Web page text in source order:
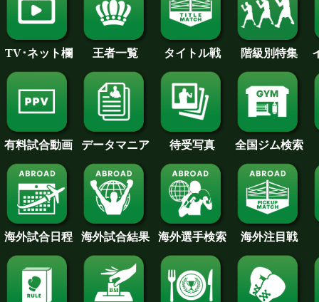
TV･ネット欄 王者一覧 タイトル戦 階級別特集
有料試合動画 データマニア 待受写真 全国ジム検索
海外試合日程 海外試合結果 海外選手検索 海外注目戦